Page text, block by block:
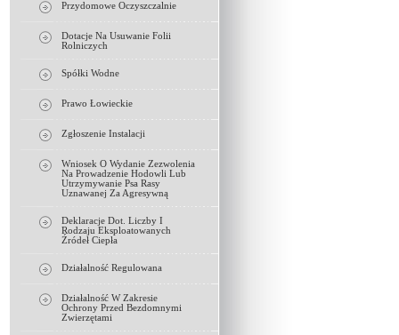
Przydomowe Oczyszczalnie
Dotacje Na Usuwanie Folii
Rolniczych
Spółki Wodne
Prawo Łowieckie
Zgłoszenie Instalacji
Wniosek O Wydanie Zezwolenia
Na Prowadzenie Hodowli Lub
Utrzymywanie Psa Rasy
Uznawanej Za Agresywną
Deklaracje Dot. Liczby I
Rodzaju Eksploatowanych
Źródeł Ciepła
Działalność Regulowana
Działalność W Zakresie
Ochrony Przed Bezdomnymi
Zwierzętami